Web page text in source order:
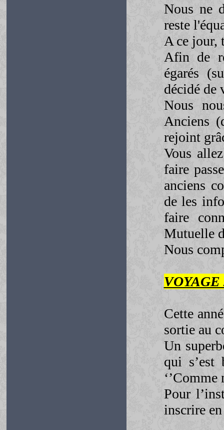
Nous ne
reste
A ce jour,
Afin de
égarés
décidé de
Nous
Anciens
rejoint
Vous
faire
anciens
de les
faire
Mutuelle
Nous
Cette
sortie au
Un
qui s’est
‘’Comme
Pour
inscrire